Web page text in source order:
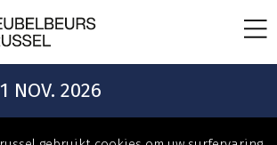
NOV. 2026